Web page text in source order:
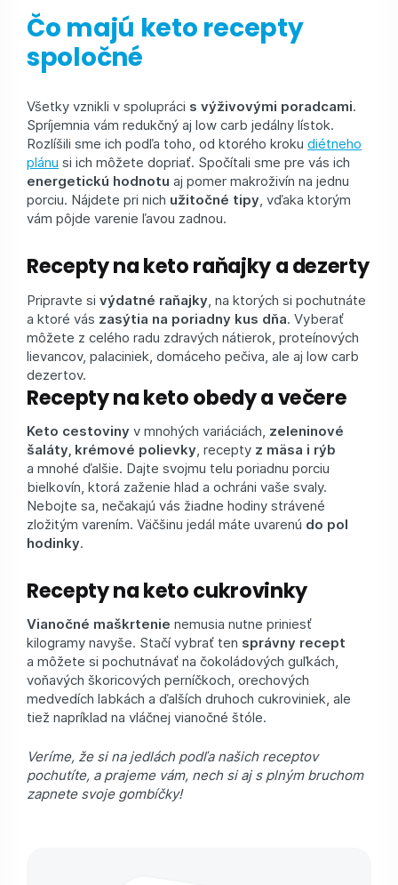
Čo majú keto recepty
spoločné
Všetky vznikli v spolupráci s výživovými poradcami.
Spríjemnia vám redukčný aj low carb jedálny lístok.
Rozlíšili sme ich podľa toho, od ktorého kroku diétneho
plánu si ich môžete dopriať. Spočítali sme pre vás ich
energetickú hodnotu aj pomer makroživín na jednu
porciu. Nájdete pri nich užitočné tipy, vďaka ktorým
vám pôjde varenie ľavou zadnou.
Recepty na keto raňajky a dezerty
Pripravte si výdatné raňajky , na ktorých si pochutnáte
a ktoré vás zasýtia na poriadny kus dňa. Vyberať
môžete z celého radu zdravých nátierok, proteínových
lievancov, palaciniek, domáceho pečiva, ale aj low carb
dezertov.
Recepty na keto obedy a večere
Keto cestoviny v mnohých variáciách, zeleninové
šaláty, krémové polievky , recepty z mäsa i rýb
a mnohé ďalšie. Dajte svojmu telu poriadnu porciu
bielkovín, ktorá zaženie hlad a ochráni vaše svaly.
Nebojte sa, nečakajú vás žiadne hodiny strávené
zložitým varením. Väčšinu jedál máte uvarenú do pol
hodinky.
Recepty na keto cukrovinky
Vianočné maškrtenie nemusia nutne priniesť
kilogramy navyše. Stačí vybrať ten správny recept
a môžete si pochutnávať na čokoládových guľkách,
voňavých škoricových perníčkoch, orechových
medvedích labkách a ďalších druhoch cukroviniek, ale
tiež napríklad na vláčnej vianočné štóle.
Veríme, že si na jedlách podľa našich receptov
pochutíte, a prajeme vám, nech si aj s plným bruchom
zapnete svoje gombíčky!